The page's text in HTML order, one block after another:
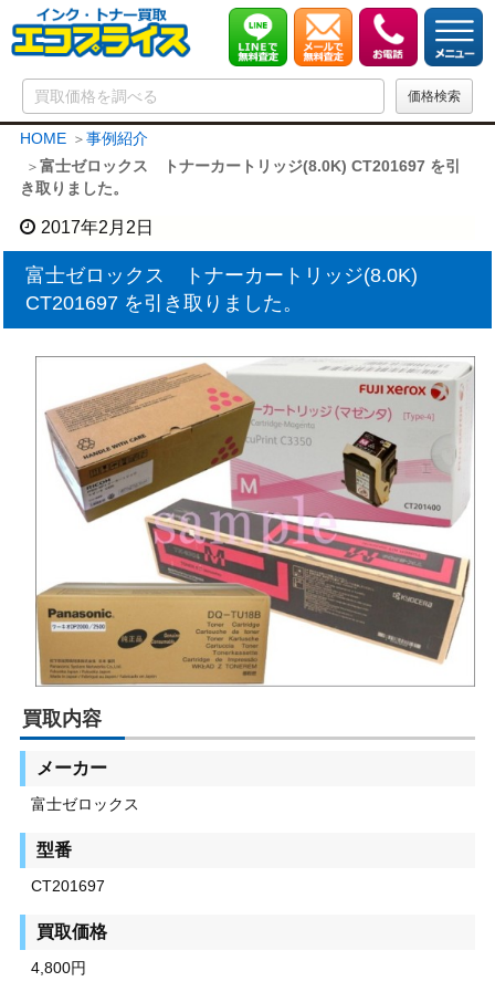
HOME
事例紹介
富士ゼロックス トナーカートリッジ(8.0K) CT201697 を引
き取りました。
2017年2月2日
富士ゼロックス トナーカートリッジ(8.0K)
CT201697 を引き取りました。
買取内容
メーカー
富士ゼロックス
型番
CT201697
買取価格
4,800円